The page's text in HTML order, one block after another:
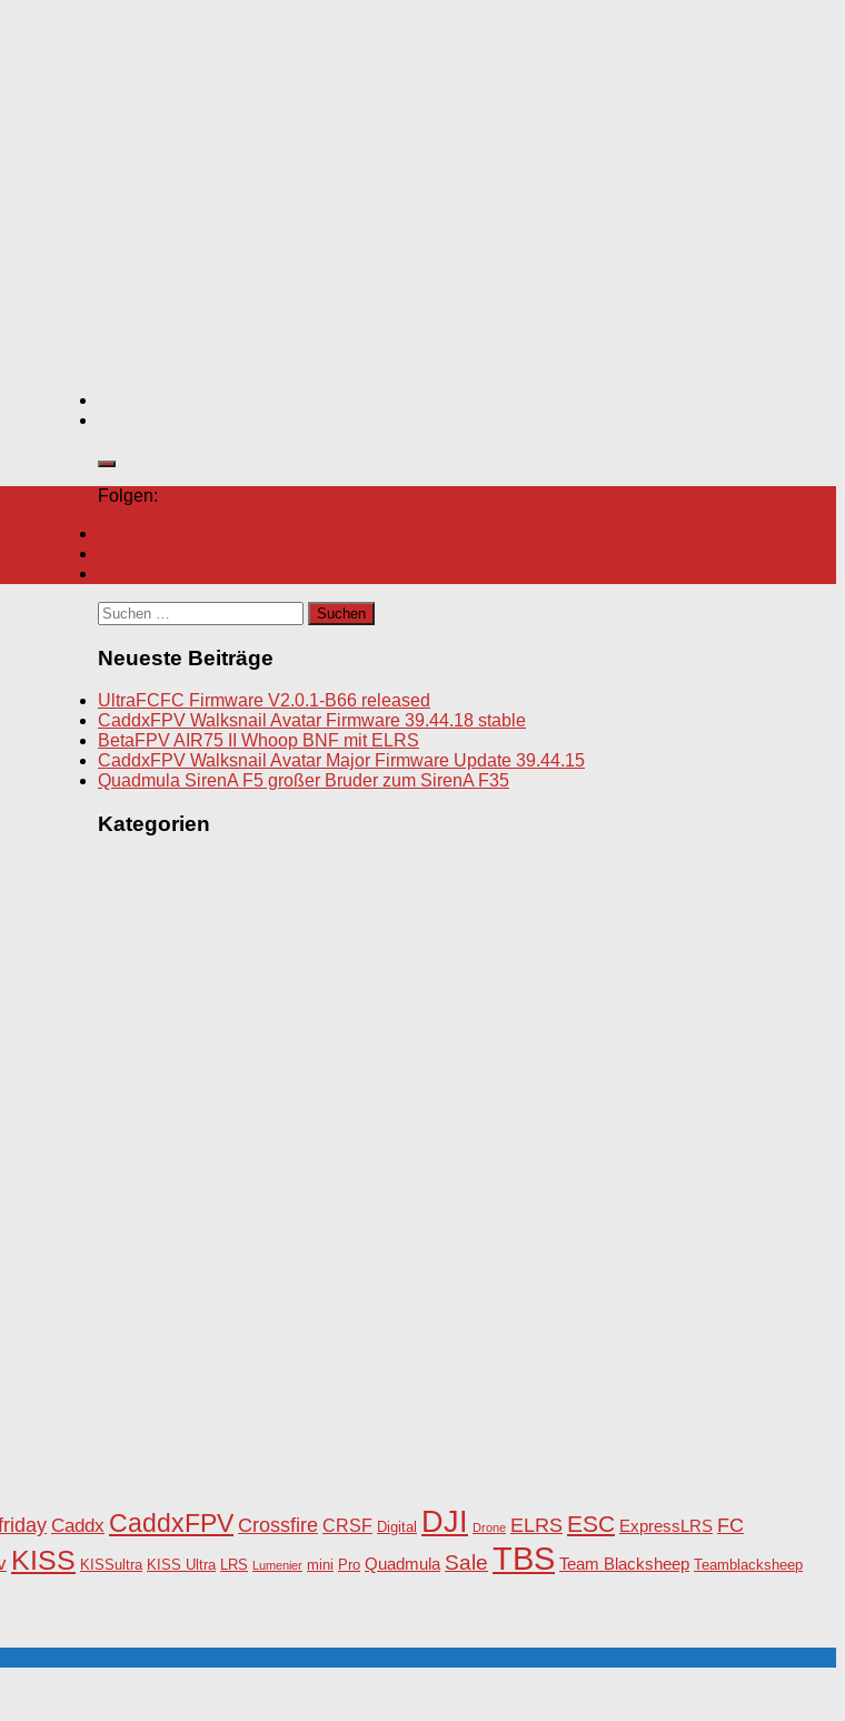
Folgen:
Suchen
nach:
Neueste Beiträge
UltraFCFC Firmware V2.0.1-B66 released
CaddxFPV Walksnail Avatar Firmware 39.44.18 stable
BetaFPV AIR75 II Whoop BNF mit ELRS
CaddxFPV Walksnail Avatar Major Firmware Update 39.44.15
Quadmula SirenA F5 großer Bruder zum SirenA F35
Kategorien
Caddx CaddxFPV Crossfire CRSF Digital DJI Drone ELRS ESC ExpressLRS FC
KISS KISSultra KISS Ultra LRS Lumenier mini Pro Quadmula Sale TBS Team Blacksheep Teamblacksheep